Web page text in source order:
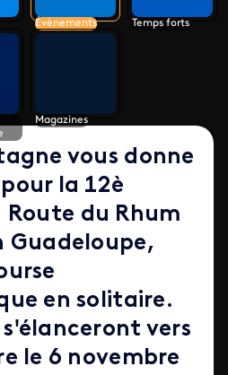
Évènements Temps forts
Magazines
vous donne
la 12è
Route du Rhum
Guadeloupe,
en solitaire.
vers
le 6 novembre